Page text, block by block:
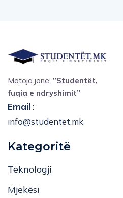
Motoja jonë: ”Studentët,
fuqia e ndryshimit”
Email:
info@studentet.mk
Kategoritë
Teknologji
Mjekësi